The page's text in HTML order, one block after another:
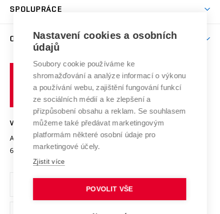
Brno
Celoživotní vzdělávání
E-přihláška
Harmonogram akademického roku
Závěrečné práce
Doktorské studium
Zpracování osobních údajů studentů
Sociální bezpečí
Studium bez bariér
Podpora podnikání
Mezinárodní vědecká rada
Systém zajišťování kvality výzkumu
Výzkumné infrastruktury
Transfer znalostí
Open Science
Projekty
Projekty ze strukturálních fondů
Specifický výzkum
SPOLUPRÁCE
Firemní spolupráce
Zahraniční spolupráce
Spolupráce se školami
Služby univerzity
Mezinárodní dohody
Univerzitní sítě
O UNIVERZITĚ
Profil univerzity
Udržitelná univerzita
Podnikavá univerzita / ContriBUTe
Bezpečná univerzita
Vyznamenání
Organizační struktura
Ochrana osobních údajů
učení
technické
Brně
VYSOKÉ UČENÍ TECHNICKÉ V BRNĚ
Antonínská 548/1
602 00 Brno
www.vut.cz
vut@vutbr.cz
Nastavení cookies a osobních
údajů
Soubory cookie používáme ke
shromažďování a analýze informací o výkonu
a používání webu, zajištění fungování funkcí
ze sociálních médií a ke zlepšení a
přizpůsobení obsahu a reklam. Se souhlasem
můžeme také předávat marketingovým
platformám některé osobní údaje pro
marketingové účely.
Zjistit více
POVOLIT VŠE